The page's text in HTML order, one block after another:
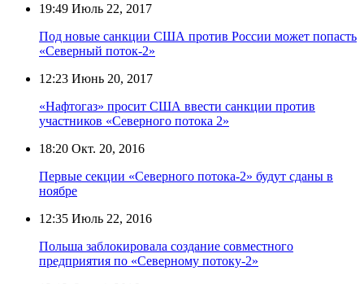
19:49 Июль 22, 2017
Под новые санкции США против России может попасть
«Северный поток-2»
12:23 Июнь 20, 2017
«Нафтогаз» просит США ввести санкции против
участников «Северного потока 2»
18:20 Окт. 20, 2016
Первые секции «Северного потока-2» будут сданы в
ноябре
12:35 Июль 22, 2016
Польша заблокировала создание совместного
предприятия по «Северному потоку-2»